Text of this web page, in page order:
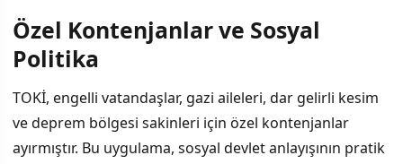
Özel Kontenjanlar ve Sosyal
Politika
TOKİ, engelli vatandaşlar, gazi aileleri, dar gelirli kesim
ve deprem bölgesi sakinleri için özel kontenjanlar
ayırmıştır. Bu uygulama, sosyal devlet anlayışının pratik